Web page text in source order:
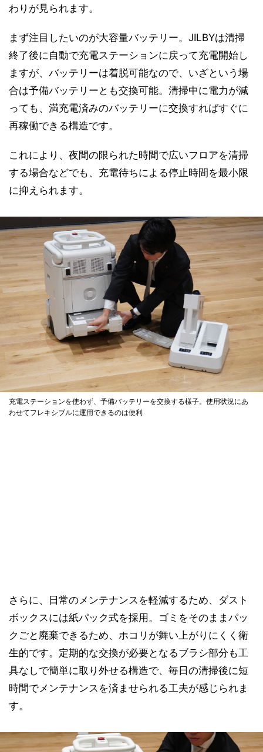
わりが見られます。
まず注目したいのが大容量バッテリー。JILBYは清掃
終了後に自動で充電ステーションに戻って充電開始し
ますが、バッテリーは着脱可能なので、いざという場
合は予備バッテリーとも交換可能。清掃中に電力が減
っても、満充電済みのバッテリーに交換すればすぐに
再稼働できる構造です。
これにより、夜間の限られた時間で広いフロアを清掃
する場合などでも、充電待ちによる停止時間を最小限
に抑えられます。
充電ステーションを使わず、予備バッテリーを交換する様子。使用状況にあ
わせてフレキシブルに運用できるのは便利
さらに、日常のメンテナンスを軽減するため、ダスト
ボックスには紙パック式を採用。ゴミをそのままパッ
クごと廃棄できるため、ホコリが舞い上がりにくく衛
生的です。定期的な交換が必要となるブラシ部分も工
具なしで簡単に取り外せる構造で、毎日の清掃後に短
時間でメンテナンスを済ませられる工夫が感じられま
す。